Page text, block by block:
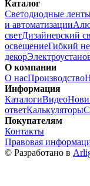
Каталог
Светодиодные
и автоматизации
светДизайнерский
освещениеГибкий
декор
О компании
О насПроизводство
Информация
КаталогиВидео
ответКалькуляторы
Покупателям
Контакты
Правовая
© Разработано в